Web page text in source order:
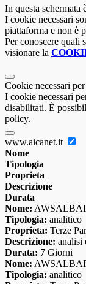
In questa schermata
I cookie necessari
piattaforma e non è
Per conoscere quali
visionare la
Cookie necessari
I cookie necessari
disabilitati. È
policy.
www.aicanet.it
Nome
Tipologia
Proprieta
Descrizione
Durata
Nome:
Tipologia: analitico
Proprieta: Terze
Descrizione: analisi
Durata: 7 Giorni
Nome:
Tipologia: analitico